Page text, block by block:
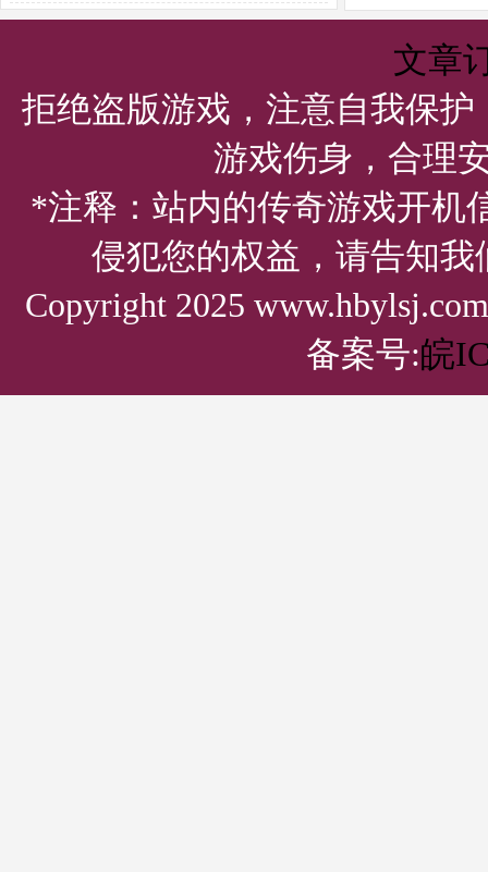
攻略技巧？
率？
文章
拒绝盗版游戏，注意自我保
游戏伤身，合理
*注释：站内的传奇游戏开机
侵犯您的权益，请告知
Copyright 2025
备案号:皖